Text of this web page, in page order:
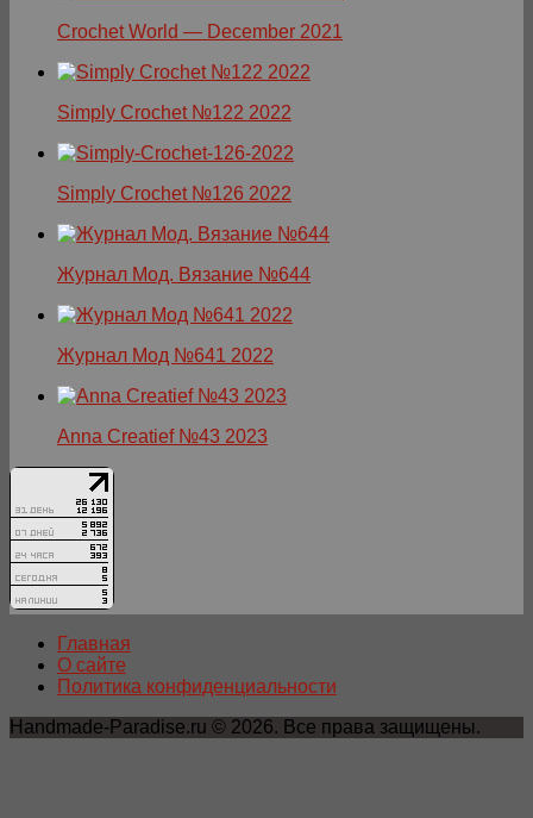
Crochet World — December 2021
Simply Crochet №122 2022
Simply Crochet №126 2022
Журнал Мод. Вязание №644
Журнал Мод №641 2022
Anna Creatief №43 2023
Главная
О сайте
Политика конфиденциальности
Handmade-Paradise.ru © 2026. Все права защищены.